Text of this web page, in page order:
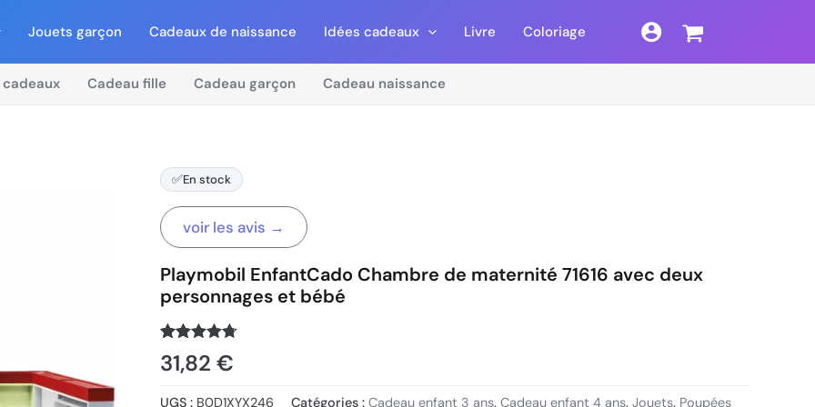
Jouets garçon Cadeaux de naissance Idées cadeaux Livre Coloriage
cadeaux Cadeau fille Cadeau garçon Cadeau naissance
✅En stock
voir les avis →
Playmobil EnfantCado Chambre de maternité 71616 avec deux
personnages et bébé
Noté4.7
sur 5
1576
notations
31,82 €
UGS : B0D1XYX246 Catégories : Cadeau enfant 3 ans, Cadeau enfant 4 ans, Jouets, Poupées